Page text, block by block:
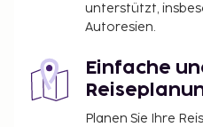
unterstützt,
Autoresien.
Einfache
Planen Sie Ihre